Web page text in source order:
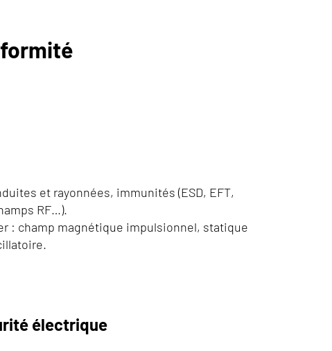
et rayonnées, immunités (ESD, EFT,
RF…).
: champ magnétique impulsionnel, statique
électrique